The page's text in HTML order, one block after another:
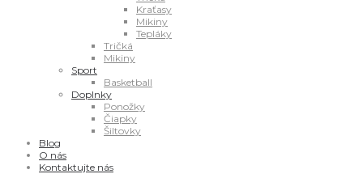
Kraťasy
Mikiny
Tepláky
Tričká
Mikiny
Sport
Basketball
Doplnky
Ponožky
Čiapky
Šiltovky
Blog
O nás
Kontaktujte nás